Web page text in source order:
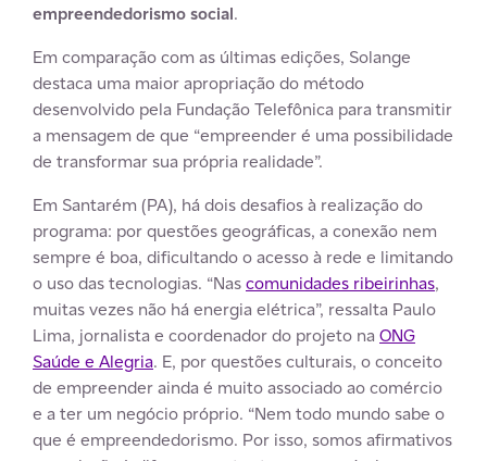
empreendedorismo social.
Em comparação com as últimas edições, Solange
destaca uma maior apropriação do método
desenvolvido pela Fundação Telefônica para transmitir
a mensagem de que “empreender é uma possibilidade
de transformar sua própria realidade”.
Em Santarém (PA), há dois desafios à realização do
programa: por questões geográficas, a conexão nem
sempre é boa, dificultando o acesso à rede e limitando
o uso das tecnologias. “Nascomunidades ribeirinhas,
muitas vezes não há energia elétrica”, ressalta Paulo
Lima, jornalista e coordenador do projeto na ONG
Saúde e Alegria. E, por questões culturais, o conceito
de empreender ainda é muito associado ao comércio
e a ter um negócio próprio. “Nem todo mundo sabe o
que é empreendedorismo. Por isso, somos afirmativos